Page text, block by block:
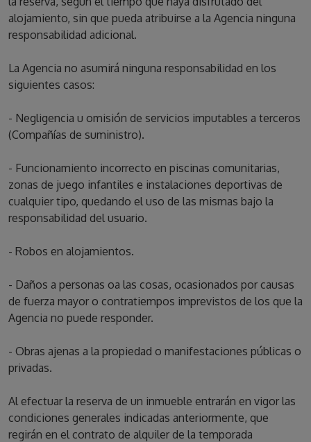
alojamiento, sin que pueda atribuirse a la Agencia ninguna
responsabilidad adicional.
La Agencia no asumirá ninguna responsabilidad en los
siguientes casos:
- Negligencia u omisión de servicios imputables a terceros
(Compañías de suministro).
- Funcionamiento incorrecto en piscinas comunitarias,
zonas de juego infantiles e instalaciones deportivas de
cualquier tipo, quedando el uso de las mismas bajo la
responsabilidad del usuario.
- Robos en alojamientos.
- Daños a personas oa las cosas, ocasionados por causas
de fuerza mayor o contratiempos imprevistos de los que la
Agencia no puede responder.
- Obras ajenas a la propiedad o manifestaciones públicas o
privadas.
Al efectuar la reserva de un inmueble entrarán en vigor las
condiciones generales indicadas anteriormente, que
regirán en el contrato de alquiler de la temporada